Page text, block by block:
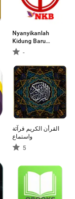
Nyanyikanlah
Kidung Baru
(NKB) Terlengkap
Offline
-
القرأن الكريم قرآئة
واستماع
5